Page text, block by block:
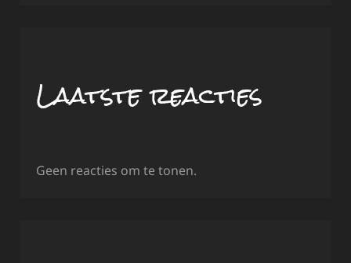
Laatste reacties
Geen reacties om te tonen.